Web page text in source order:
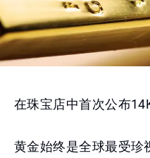
在珠宝店中首次公布
黄金始终是全球最受珍